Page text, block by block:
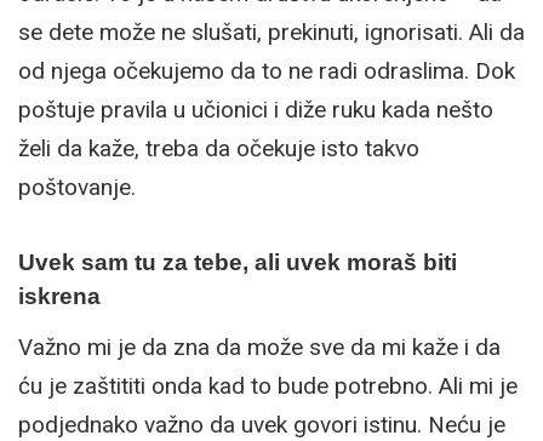
se dete može ne slušati, prekinuti, ignorisati. Ali da
od njega očekujemo da to ne radi odraslima. Dok
poštuje pravila u učionici i diže ruku kada nešto
želi da kaže, treba da očekuje isto takvo
poštovanje.
Uvek sam tu za tebe, ali uvek moraš biti
iskrena
Važno mi je da zna da može sve da mi kaže i da
ću je zaštititi onda kad to bude potrebno. Ali mi je
podjednako važno da uvek govori istinu. Neću je